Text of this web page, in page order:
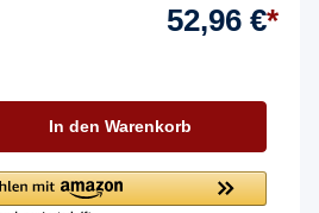
52,96 €*
In den Warenkorb